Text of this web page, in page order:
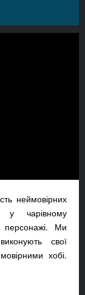
неймовірних
у чарівному
персонажі. Ми
свої
хобі.